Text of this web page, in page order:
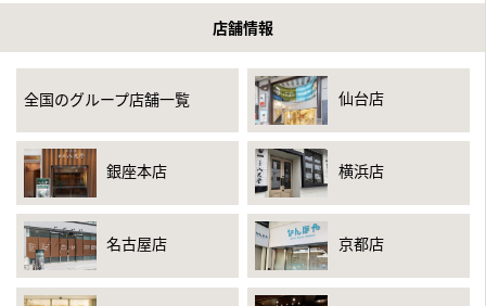
店舗情報
全国のグループ店舗一覧 仙台店
銀座本店 横浜店
名古屋店 京都店